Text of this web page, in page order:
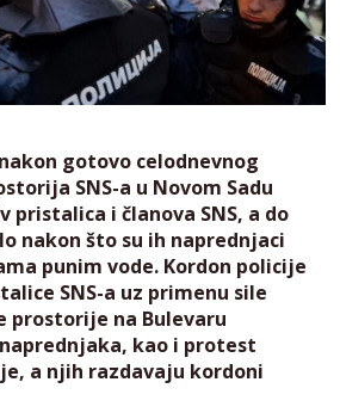
gotovo celodnevnog
SNS-a u Novom Sadu
i članova SNS, a do
nakon što su ih naprednjaci
punim vode. Kordon policije
SNS-a uz primenu sile
prostorije na Bulevaru
kao i protest
a njih razdavaju kordoni